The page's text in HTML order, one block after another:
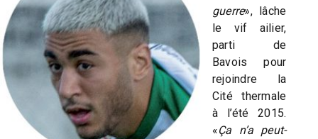
guerre», lâche
le vif ailier,
parti de
Bavois pour
rejoindre la
Cité thermale
à l’été 2015.
«Ça n’a peut-